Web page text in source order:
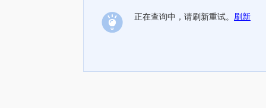
正在查询中，请刷新重试。 刷新